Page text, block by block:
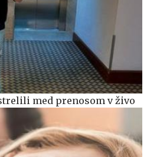
med prenosom v živo